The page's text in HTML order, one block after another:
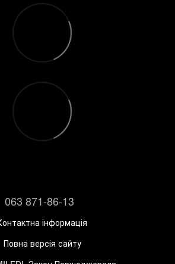
063 871-86-13
інформація
Повна версія сайту